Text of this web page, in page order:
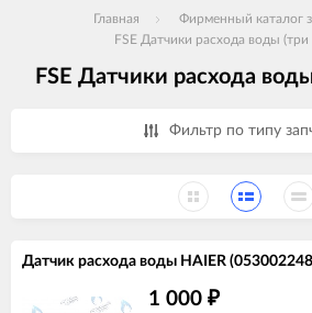
Главная
Фирменный каталог
FSE Датчики расхода воды
FSE Датчики расхода
Фильтр по типу
Датчик расхода воды HAIER
1 000 ₽